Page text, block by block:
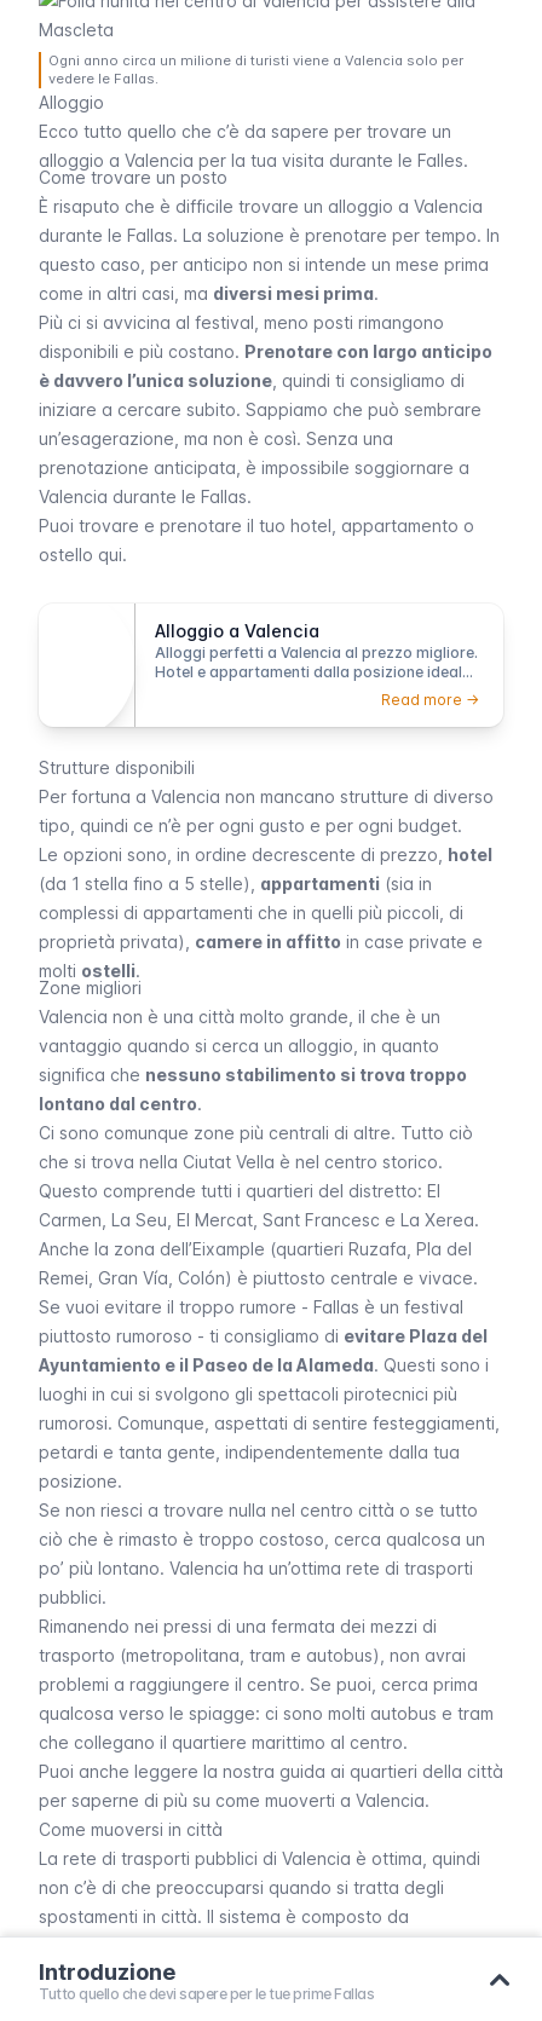
Ogni anno circa un milione di turisti viene a Valencia solo per
vedere le Fallas.
Alloggio
Ecco tutto quello che c’è da sapere per trovare un
alloggio a Valencia per la tua visita durante le Falles.
Come trovare un posto
È risaputo che è difficile trovare un alloggio a Valencia
durante le Fallas. La soluzione è prenotare per tempo. In
questo caso, per anticipo non si intende un mese prima
come in altri casi, ma diversi mesi prima.
Più ci si avvicina al festival, meno posti rimangono
disponibili e più costano. Prenotare con largo anticipo
è davvero l’unica soluzione , quindi ti consigliamo di
iniziare a cercare subito. Sappiamo che può sembrare
un’esagerazione, ma non è così. Senza una
prenotazione anticipata, è impossibile soggiornare a
Valencia durante le Fallas.
Puoi trovare e prenotare il tuo hotel, appartamento o
ostello qui.
Alloggio a Valencia
Alloggi perfetti a Valencia al prezzo migliore.
Hotel e appartamenti dalla posizione ideale
accesso facile a centro città e spiaggia.
Read more ->
Strutture disponibili
Per fortuna a Valencia non mancano strutture di diverso
tipo, quindi ce n’è per ogni gusto e per ogni budget.
Le opzioni sono, in ordine decrescente di prezzo, hotel
(da 1 stella fino a 5 stelle), appartamenti (sia in
complessi di appartamenti che in quelli più piccoli, di
proprietà privata), camere in affitto in case private e
molti ostelli.
Zone migliori
Valencia non è una città molto grande, il che è un
vantaggio quando si cerca un alloggio, in quanto
significa che nessuno stabilimento si trova troppo
lontano dal centro.
Ci sono comunque zone più centrali di altre. Tutto ciò
che si trova nella Ciutat Vella è nel centro storico.
Questo comprende tutti i quartieri del distretto: El
Carmen, La Seu, El Mercat, Sant Francesc e La Xerea.
Anche la zona dell’Eixample (quartieri Ruzafa, Pla del
Remei, Gran Vía, Colón) è piuttosto centrale e vivace.
Se vuoi evitare il troppo rumore - Fallas è un festival
piuttosto rumoroso - ti consigliamo di evitare Plaza del
Ayuntamiento e il Paseo de la Alameda. Questi sono i
luoghi in cui si svolgono gli spettacoli pirotecnici più
rumorosi. Comunque, aspettati di sentire festeggiamenti,
petardi e tanta gente, indipendentemente dalla tua
posizione.
Se non riesci a trovare nulla nel centro città o se tutto
ciò che è rimasto è troppo costoso, cerca qualcosa un
po’ più lontano. Valencia ha un’ottima rete di trasporti
pubblici.
Rimanendo nei pressi di una fermata dei mezzi di
trasporto (metropolitana, tram e autobus), non avrai
problemi a raggiungere il centro. Se puoi, cerca prima
qualcosa verso le spiagge: ci sono molti autobus e tram
che collegano il quartiere marittimo al centro.
Puoi anche leggere la nostra guida ai quartieri della città
per saperne di più su come muoverti a Valencia.
Come muoversi in città
La rete di trasporti pubblici di Valencia è ottima, quindi
non c’è di che preoccuparsi quando si tratta degli
spostamenti in città. Il sistema è composto da
Per maggiori informazioni su come muoversi a Valencia,
leggi il nostroarticolo sui trasporti pubblici
Introduzione
Tutto quello che devi sapere per le tue prime Fallas